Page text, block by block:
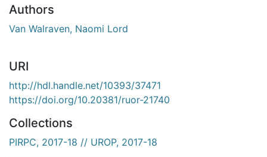
Authors
Van Walraven, Naomi Lord
URI
http://hdl.handle.net/10393/37471
https://doi.org/10.20381/ruor-21740
Collections
PIRPC, 2017-18 // UROP, 2017-18